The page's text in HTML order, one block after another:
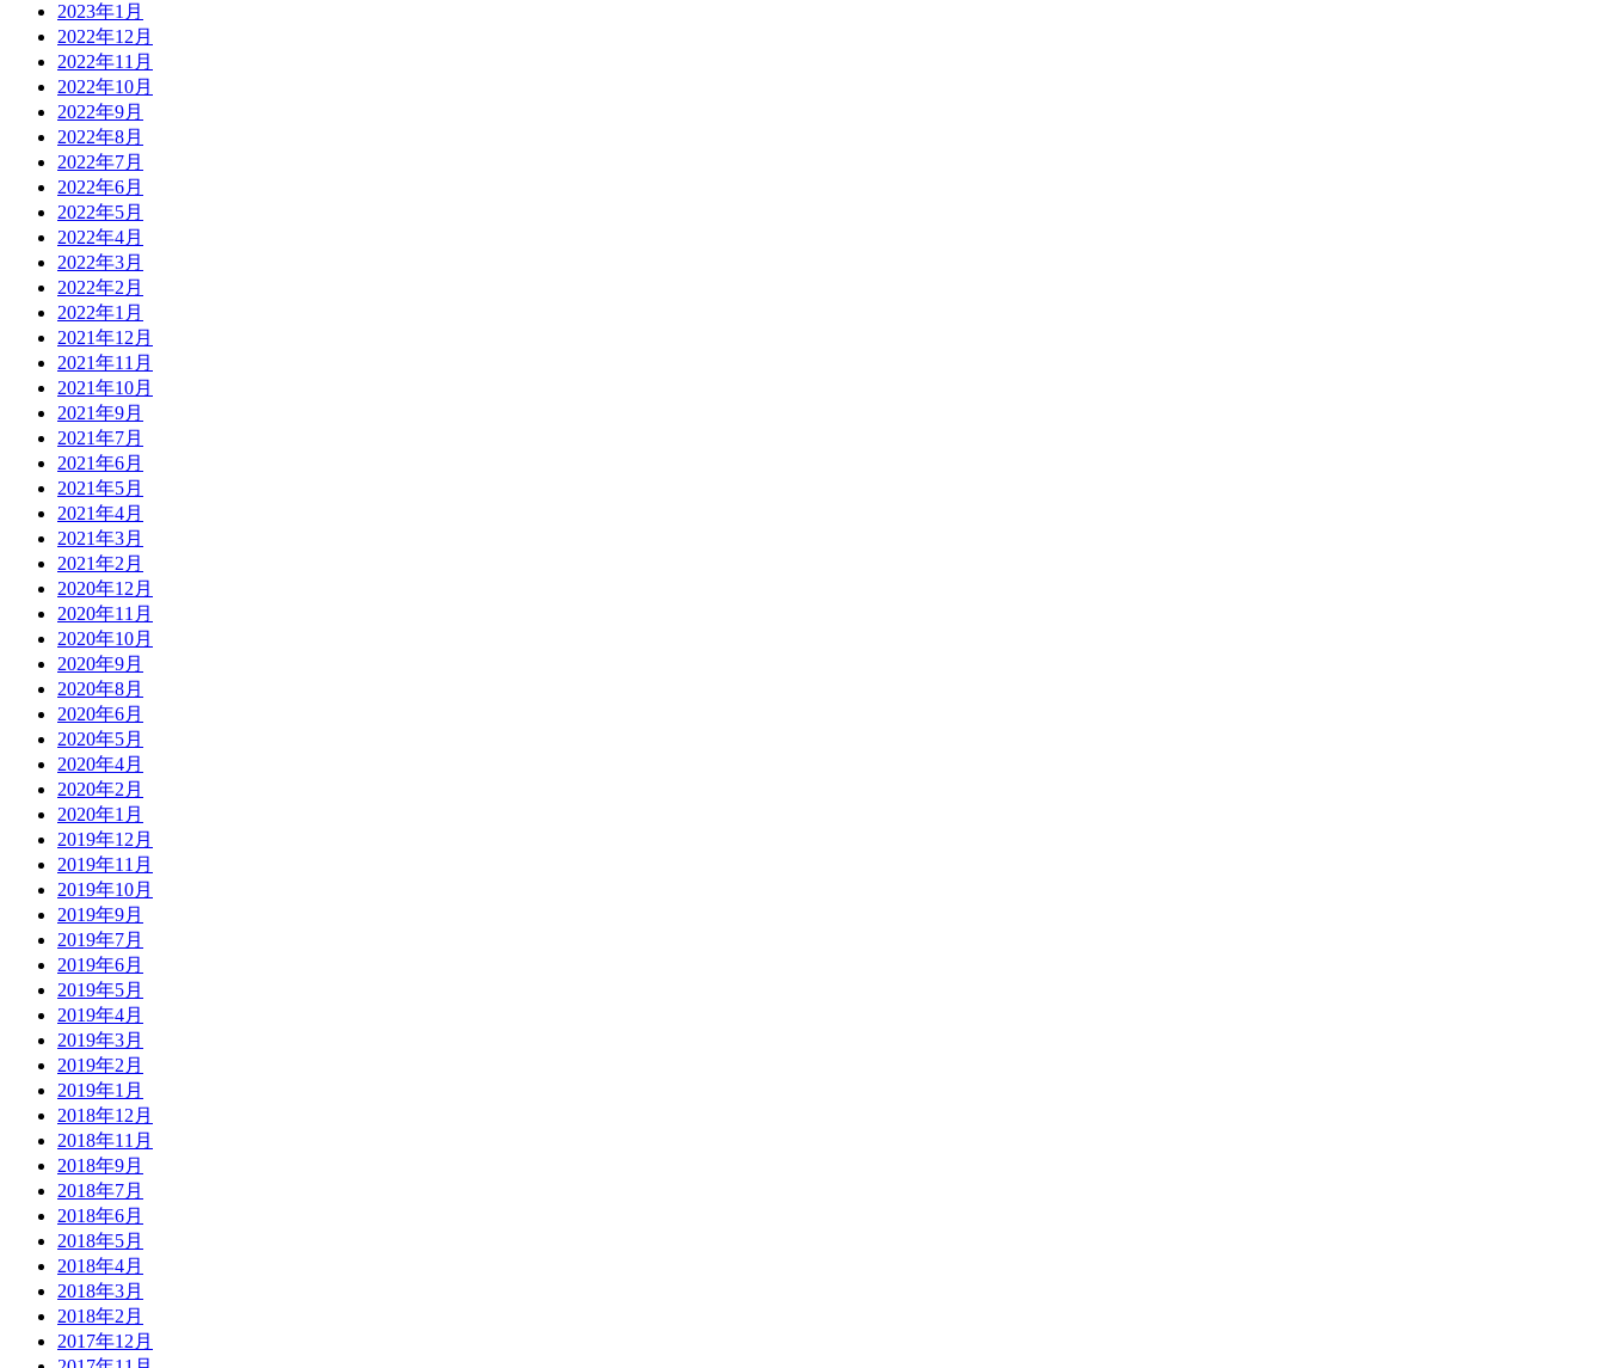
2023年1月
2022年12月
2022年11月
2022年10月
2022年9月
2022年8月
2022年7月
2022年6月
2022年5月
2022年4月
2022年3月
2022年2月
2022年1月
2021年12月
2021年11月
2021年10月
2021年9月
2021年7月
2021年6月
2021年5月
2021年4月
2021年3月
2021年2月
2020年12月
2020年11月
2020年10月
2020年9月
2020年8月
2020年6月
2020年5月
2020年4月
2020年2月
2020年1月
2019年12月
2019年11月
2019年10月
2019年9月
2019年7月
2019年6月
2019年5月
2019年4月
2019年3月
2019年2月
2019年1月
2018年12月
2018年11月
2018年9月
2018年7月
2018年6月
2018年5月
2018年4月
2018年3月
2018年2月
2017年12月